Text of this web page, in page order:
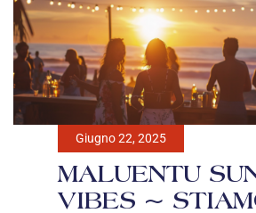
Giugno 22, 2025
MALUENTU
VIBES ~